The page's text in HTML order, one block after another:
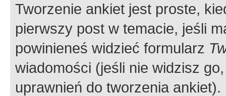
Tworzenie ankiet jest proste,
pierwszy post w temacie, jeśli
powinieneś widzieć formularz
wiadomości (jeśli nie widzisz
uprawnień do tworzenia